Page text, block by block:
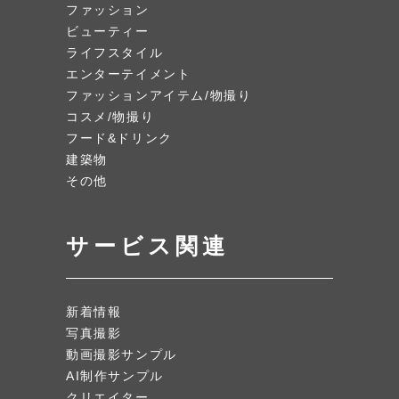
ファッション
ビューティー
ライフスタイル
エンターテイメント
ファッションアイテム/物撮り
コスメ/物撮り
フード&ドリンク
建築物
その他
サービス関連
新着情報
写真撮影
動画撮影サンプル
AI制作サンプル